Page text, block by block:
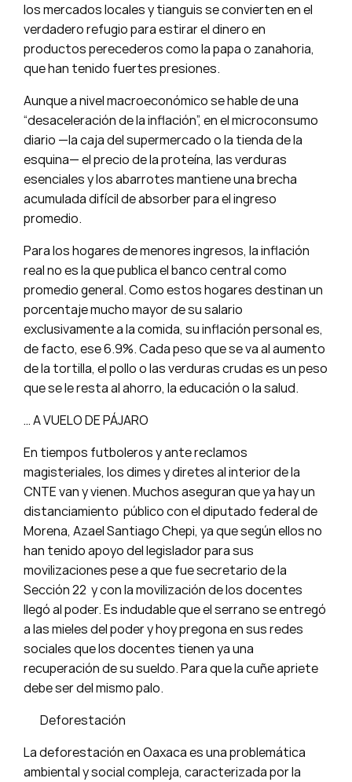
los mercados locales y tianguis se convierten en el
verdadero refugio para estirar el dinero en
productos perecederos como la papa o zanahoria,
que han tenido fuertes presiones.
Aunque a nivel macroeconómico se hable de una
“desaceleración de la inflación”, en el microconsumo
diario —la caja del supermercado o la tienda de la
esquina— el precio de la proteína, las verduras
esenciales y los abarrotes mantiene una brecha
acumulada difícil de absorber para el ingreso
promedio.
Para los hogares de menores ingresos, la inflación
real no es la que publica el banco central como
promedio general. Como estos hogares destinan un
porcentaje mucho mayor de su salario
exclusivamente a la comida, su inflación personal es,
de facto, ese 6.9%. Cada peso que se va al aumento
de la tortilla, el pollo o las verduras crudas es un peso
que se le resta al ahorro, la educación o la salud.
… A VUELO DE PÁJARO
En tiempos futboleros y ante reclamos
magisteriales, los dimes y diretes al interior de la
CNTE van y vienen. Muchos aseguran que ya hay un
distanciamiento público con el diputado federal de
Morena, Azael Santiago Chepi, ya que según ellos no
han tenido apoyo del legislador para sus
movilizaciones pese a que fue secretario de la
Sección 22 y con la movilización de los docentes
llegó al poder. Es indudable que el serrano se entregó
a las mieles del poder y hoy pregona en sus redes
sociales que los docentes tienen ya una
recuperación de su sueldo. Para que la cuñe apriete
debe ser del mismo palo.
Deforestación
La deforestación en Oaxaca es una problemática
ambiental y social compleja, caracterizada por la